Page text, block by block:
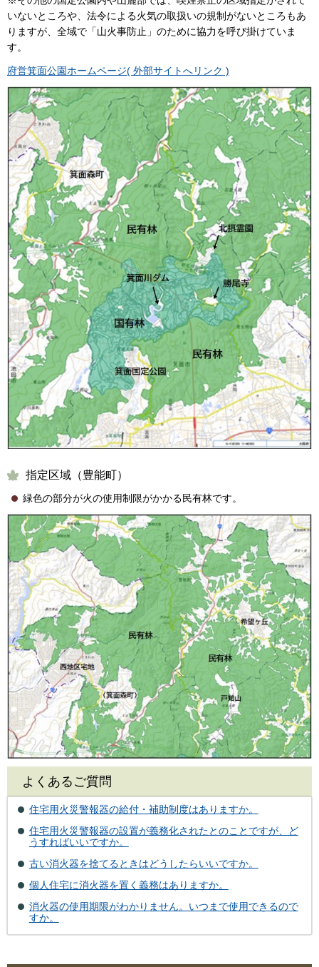
いないところや、法令による火気の取扱いの規制がないところもあ
りますが、全域で「山火事防止」のために協力を呼び掛けていま
す。
府営箕面公園ホームページ( 外部サイトへリンク )
指定区域（豊能町）
緑色の部分が火の使用制限がかかる民有林です。
よくあるご質問
住宅用火災警報器の給付・補助制度はありますか。
住宅用火災警報器の設置が義務化されたとのことですが、ど
うすればいいですか。
古い消火器を捨てるときはどうしたらいいですか。
個人住宅に消火器を置く義務はありますか。
消火器の使用期限がわかりません。いつまで使用できるので
すか。